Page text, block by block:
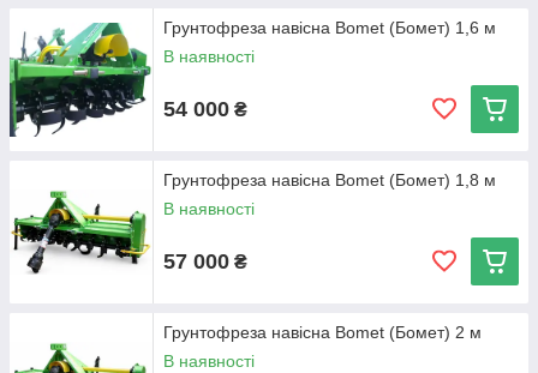
Грунтофреза навісна Bomet (Бомет) 1,6 м
В наявності
54 000 ₴
Грунтофреза навісна Bomet (Бомет) 1,8 м
В наявності
57 000 ₴
Грунтофреза навісна Bomet (Бомет) 2 м
В наявності